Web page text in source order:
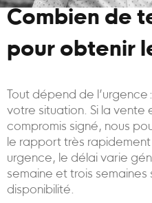
Combien de
pour obtenir
Tout dépend de
votre situation. Si la vente
compromis signé, nous
le rapport très
urgence, le délai varie
semaine et trois semaines
disponibilité.